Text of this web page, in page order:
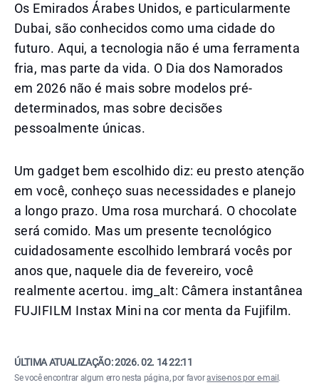
Os Emirados Árabes Unidos, e particularmente
Dubai, são conhecidos como uma cidade do
futuro. Aqui, a tecnologia não é uma ferramenta
fria, mas parte da vida. O Dia dos Namorados
em 2026 não é mais sobre modelos pré-
determinados, mas sobre decisões
pessoalmente únicas.
Um gadget bem escolhido diz: eu presto atenção
em você, conheço suas necessidades e planejo
a longo prazo. Uma rosa murchará. O chocolate
será comido. Mas um presente tecnológico
cuidadosamente escolhido lembrará vocês por
anos que, naquele dia de fevereiro, você
realmente acertou. img_alt: Câmera instantânea
FUJIFILM Instax Mini na cor menta da Fujifilm.
ÚLTIMA ATUALIZAÇÃO:2026. 02. 14 22:11
Se você encontrar algum erro nesta página, por favoravise-nos por e-mail .